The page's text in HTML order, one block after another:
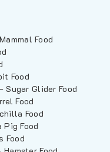
Food
Food
Sugar Glider Food
Food
Food
Food
Food